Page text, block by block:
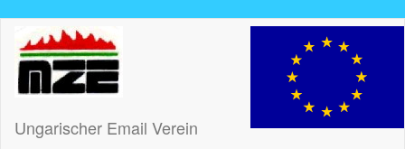
zum
Inhalt
Ungarischer Email Verein